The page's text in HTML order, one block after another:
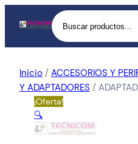
Buscar
Inicio / ACCESORIOS Y
Y ADAPTADORES /
¡Oferta!
🔍